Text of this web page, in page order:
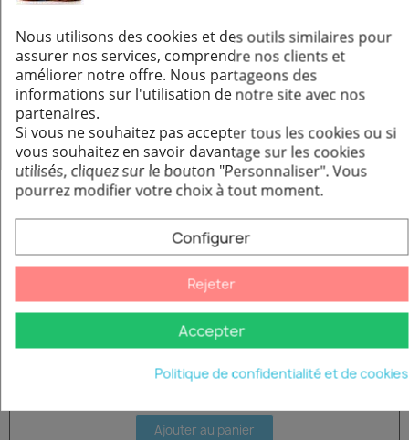
Adaptateur "Flachkanal" symétrique 200 x 90 mm
48,89 €
Ajouter au panier
Aperçu rapide
Augmentation Femelle / Mâle - Conduit acier peint 2 mm
Ajouter au panier
Nous utilisons des cookies et des outils similaires pour
assurer nos services, comprendre nos clients et
améliorer notre offre. Nous partageons des
informations sur l'utilisation de notre site avec nos
partenaires.
Si vous ne souhaitez pas accepter tous les cookies ou si
vous souhaitez en savoir davantage sur les cookies
utilisés, cliquez sur le bouton "Personnaliser".Vous
pourrez modifier votre choix à tout moment.
Configurer
Rejeter
Accepter
Politique de confidentialité et de cookies